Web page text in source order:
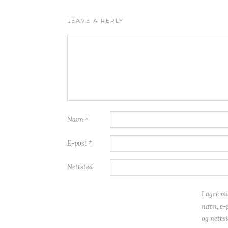
LEAVE A REPLY
Navn *
E-post *
Nettsted
Lagre
navn, e-
og